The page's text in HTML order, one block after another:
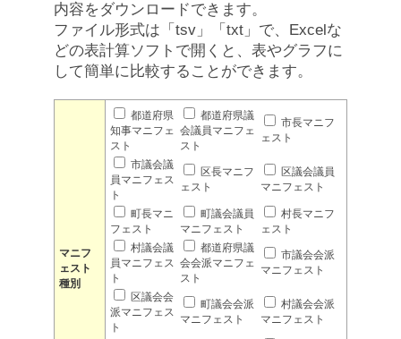
内容をダウンロードできます。
ファイル形式は「tsv」「txt」で、Excelな
どの表計算ソフトで開くと、表やグラフに
して簡単に比較することができます。
マニフ
ェスト
種別
都道府県
知事マニフェ
スト
都道府県議
会議員マニフェ
スト
市長マニフ
ェスト
市議会議
員マニフェス
ト
区長マニフ
ェスト
区議会議員
マニフェスト
町長マニ
フェスト
町議会議員
マニフェスト
村長マニフ
ェスト
村議会議
員マニフェス
ト
都道府県議
会会派マニフェ
スト
市議会会派
マニフェスト
区議会会
派マニフェス
ト
町議会会派
マニフェスト
村議会会派
マニフェスト